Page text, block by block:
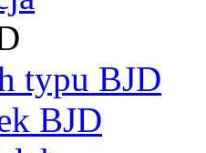
typu BJD
BJD